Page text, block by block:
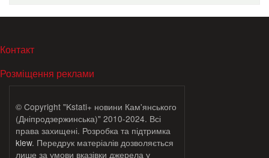
МЕНЮ В ПОДВАЛЕ
Контакт
Розміщення реклами
© Copyright "Kstati+ новини Кам'янського
(Дніпродзержинська)" 2010-2024. Всі
права захищені. Розробка та підтримка
klew. Передрук матеріалів дозволяється
лише за умови вказівки джерела у